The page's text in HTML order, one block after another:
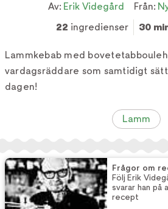
Av: Erik Videgård Från:
22 ingredienser 30
Lammkebab med
vardagsräddare som samtidigt
dagen!
Lamm
Frågor om
Följ Erik
svarar han på
recept